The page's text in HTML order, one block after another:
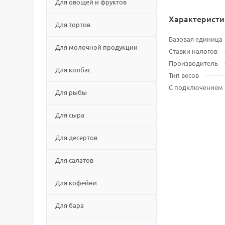
Для овощей и фруктов
Для тортов
Для молочной продукции
Для колбас
Для рыбы
Для сыра
Для десертов
Для салатов
Для кофейни
Для бара
Базовая единица
Ставки налогов
Производитель
Тип весов
С подключением